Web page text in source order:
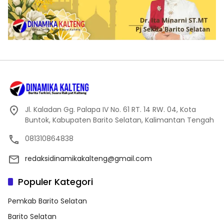
Jl. Kaladan Gg. Palapa IV No. 61 RT. 14 RW. 04, Kota
Buntok, Kabupaten Barito Selatan, Kalimantan Tengah
081310864838
redaksidinamikakalteng@gmail.com
Populer Kategori
Pemkab Barito Selatan
Barito Selatan